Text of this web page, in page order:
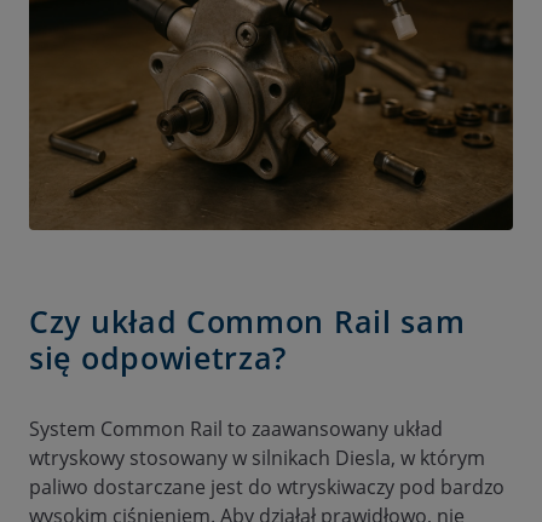
Czy układ Common Rail sam
się odpowietrza?
System Common Rail to zaawansowany układ
wtryskowy stosowany w silnikach Diesla, w którym
paliwo dostarczane jest do wtryskiwaczy pod bardzo
wysokim ciśnieniem. Aby działał prawidłowo, nie